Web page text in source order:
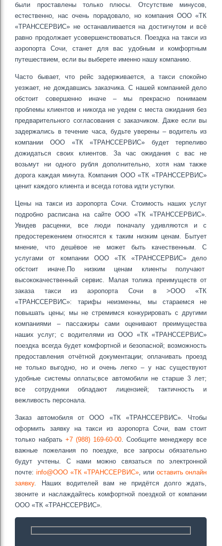
были проставлены только плюсы. Отсутствие минусов,
естественно, нас очень порадовало, но компания ООО «ТК
«ТРАНССЕРВИС» не останавливается на достигнутом и всё
равно продолжает усовершенствоваться. Поездка на такси из
аэропорта Сочи, станет для вас удобным и комфортным
путешествием, если вы выберете именно нашу компанию.
Часто бывает, что рейс задерживается, а такси спокойно
уезжает, не дождавшись заказчика. С нашей компанией дело
обстоит совершенно иначе – мы прекрасно понимаем
проблемы клиентов и никогда не уедем с места ожидания без
предварительного согласования с заказчиком. Даже если вы
задержались в течение часа, будьте уверены – водитель из
компании ООО «ТК «ТРАНССЕРВИС» будет терпеливо
дожидаться своих клиентов. За час ожидания с вас не
возьмут ни одного рубля дополнительно, хотя нам также
дорога каждая минута. Компания ООО «ТК «ТРАНССЕРВИС»
ценит каждого клиента и всегда готова идти уступки.
Цены на такси из аэропорта Сочи. Стоимость наших услуг
подробно расписана на сайте ООО «ТК «ТРАНССЕРВИС».
Увидев расценки, все люди поначалу удивляются и с
предостережением относятся к таким низким ценам. Бытует
мнение, что дешёвое не может быть качественным. С
услугами от компании ООО «ТК «ТРАНССЕРВИС» дело
обстоит иначе.По низким ценам клиенты получают
высококачественный сервис. Малая толика преимуществ от
заказа такси из аэропорта Сочи в >ООО «ТК
«ТРАНССЕРВИС»: тарифы неизменны, мы стараемся не
повышать цены; мы не стремимся конкурировать с другими
компаниями – пассажиры сами оценивают преимущества
наших услуг; с водителями из ООО «ТК «ТРАНССЕРВИС»
поездка всегда будет комфортной и безопасной; возможность
предоставления отчётной документации; оплачивать проезд
не только выгодно, но и очень легко – у нас существуют
удобные системы оплаты;все автомобили не старше 3 лет;
все сотрудники обладают лицензией; тактичность и
вежливость персонала.
Заказ автомобиля от ООО «ТК «ТРАНССЕРВИС». Чтобы
оформить заявку на такси из аэропорта Сочи, вам стоит
только набрать +7 (988) 169-60-00. Сообщите менеджеру все
важные пожелания по поездке, все запросы обязательно
будут учтены. С нами можно связаться по электронной
почте:info@ООО «ТК «ТРАНССЕРВИС», или оставить онлайн
заявку. Наших водителей вам не придётся долго ждать,
звоните и наслаждайтесь комфортной поездкой от компании
ООО «ТК «ТРАНССЕРВИС».